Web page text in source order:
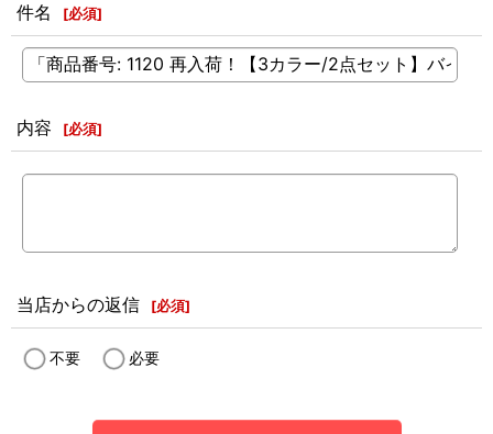
件名 [必須]
内容 [必須]
当店からの返信 [必須]
不要 必要